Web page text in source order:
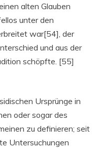
alten Glauben
unter den
war[54], der
und aus der
schöpfte. [55]
Ursprünge in
oder sogar des
zu definieren; seit
Untersuchungen